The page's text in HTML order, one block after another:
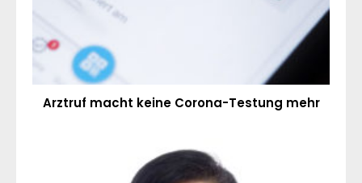
Arztruf macht keine Corona-Testung mehr